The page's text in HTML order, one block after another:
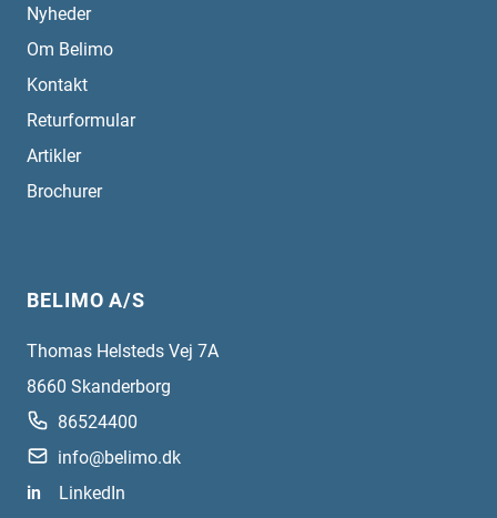
Nyheder
Om Belimo
Kontakt
Returformular
Artikler
Brochurer
BELIMO A/S
Thomas Helsteds Vej 7A
8660 Skanderborg
86524400
info@belimo.dk
in
LinkedIn